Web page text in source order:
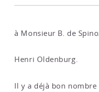
à Monsieur B. de
Henri Oldenburg.
Il y a déjà bon